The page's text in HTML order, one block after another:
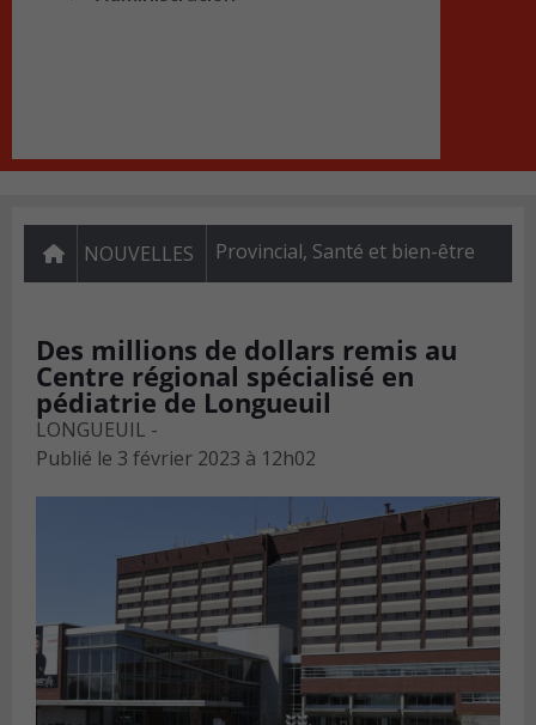
NOUVELLES Provincial, Santé et bien-être
Des millions de dollars remis au
Centre régional spécialisé en
pédiatrie de Longueuil
LONGUEUIL -
Publié le 3 février 2023 à 12h02